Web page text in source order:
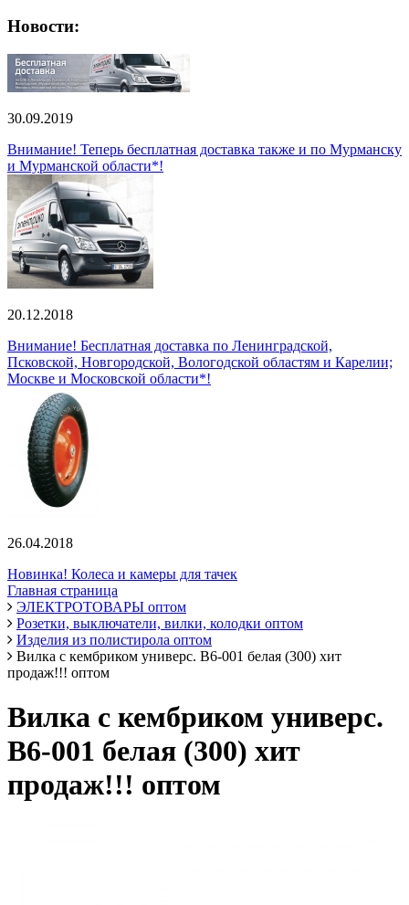
Новости:
30.09.2019
Внимание! Теперь бесплатная доставка также и по Мурманску
и Мурманской области*!
20.12.2018
Внимание! Бесплатная доставка по Ленинградской,
Псковской, Новгородской, Вологодской областям и Карелии;
Москве и Московской области*!
26.04.2018
Новинка! Колеса и камеры для тачек
Главная страница
ЭЛЕКТРОТОВАРЫ оптом
Розетки, выключатели, вилки, колодки оптом
Изделия из полистирола оптом
Вилка с кембриком универс. В6-001 белая (300) хит
продаж!!! оптом
Вилка с кембриком универс.
В6-001 белая (300) хит
продаж!!! оптом